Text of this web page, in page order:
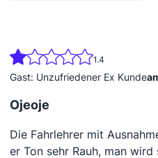
1.4
Gast: Unzufriedener Ex Kunde
Ojeoje
Die Fahrlehrer mit
er Ton sehr Rauh, man